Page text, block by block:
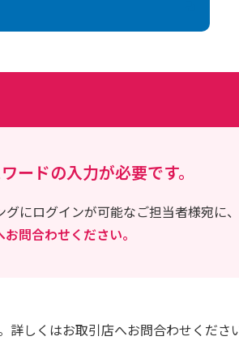
ードの入力が必要です。
にログインが可能なご担当者様宛に、
問合わせください。
しくはお取引店へお問合わせくださ